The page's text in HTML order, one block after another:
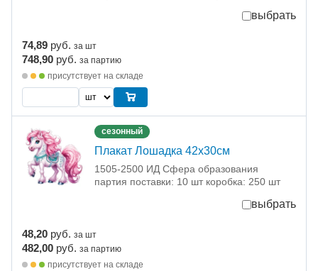
выбрать
74,89 руб. за шт
748,90 руб. за партию
присутствует на складе
сезонный
Плакат Лошадка 42х30см
1505-2500 ИД Сфера образования
партия поставки: 10 шт коробка: 250 шт
выбрать
48,20 руб. за шт
482,00 руб. за партию
присутствует на складе